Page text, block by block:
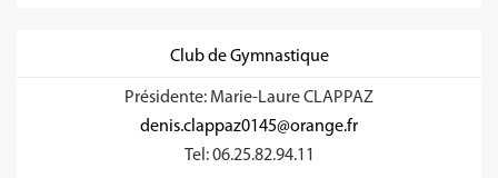
Club de Gymnastique
Présidente: Marie-Laure CLAPPAZ
denis.clappaz0145@orange.fr
Tel: 06.25.82.94.11